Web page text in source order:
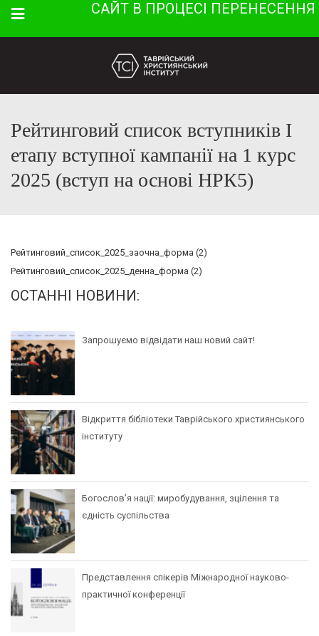
Menu САЙТ В ПРОЦЕСІ ПЕРЕНЕСЕННЯ
Рейтинговий список вступників І
етапу вступної кампанії на 1 курс
2025 (вступ на основі НРК5)
Рейтинговий_список_2025_заочна_форма (2)
Рейтинговий_список_2025_денна_форма (2)
ОСТАННІ НОВИНИ:
Запрошуємо відвідати наш новий сайт!
Відкриття бібліотеки Таврійського християнського
інституту
Богослов’я нації: миробудування, зцілення та
єдність суспільства
Представлення спікерів Міжнародної науково-
практичної конференції